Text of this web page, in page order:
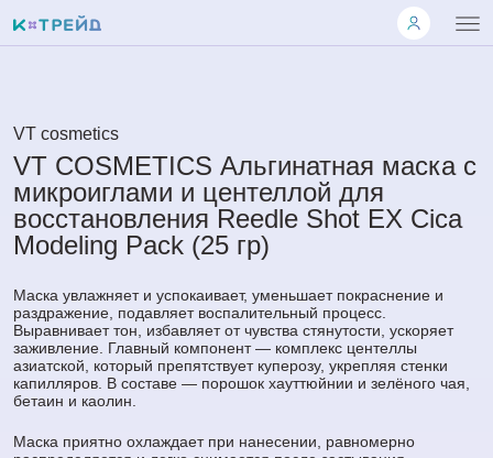
VT cosmetics
VT COSMETICS Альгинатная маска с
микроиглами и центеллой для
восстановления Reedle Shot EX Cica
Modeling Pack (25 гр)
Маска увлажняет и успокаивает, уменьшает покраснение и
раздражение, подавляет воспалительный процесс.
Выравнивает тон, избавляет от чувства стянутости, ускоряет
заживление. Главный компонент — комплекс центеллы
азиатской, который препятствует куперозу, укрепляя стенки
капилляров. В составе — порошок хауттюйнии и зелёного чая,
бетаин и каолин.
Маска приятно охлаждает при нанесении, равномерно